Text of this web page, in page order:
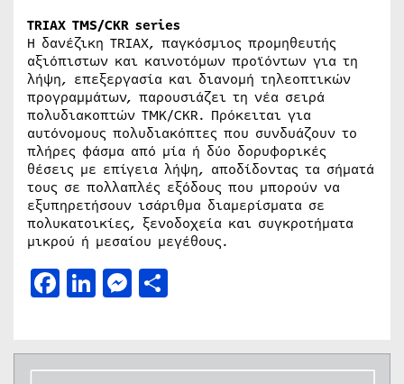
TRIAX TMS/CKR series
Η δανέζικη TRIAX, παγκόσμιος προμηθευτής
αξιόπιστων και καινοτόμων προϊόντων για τη
λήψη, επεξεργασία και διανομή τηλεοπτικών
προγραμμάτων, παρουσιάζει τη νέα σειρά
πολυδιακοπτών TMK/CKR. Πρόκειται για
αυτόνομους πολυδιακόπτες που συνδυάζουν το
πλήρες φάσμα από μία ή δύο δορυφορικές
θέσεις με επίγεια λήψη, αποδίδοντας τα σήματά
τους σε πολλαπλές εξόδους που μπορούν να
εξυπηρετήσουν ισάριθμα διαμερίσματα σε
πολυκατοικίες, ξενοδοχεία και συγκροτήματα
μικρού ή μεσαίου μεγέθους.
Facebook
LinkedIn
Messenger